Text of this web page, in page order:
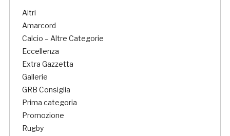
Altri
Amarcord
Calcio – Altre Categorie
Eccellenza
Extra Gazzetta
Gallerie
GRB Consiglia
Prima categoria
Promozione
Rugby